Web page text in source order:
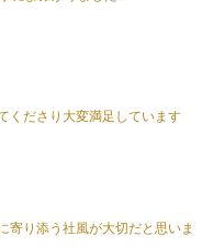
くださり大変満足しています
寄り添う社風が大切だと思いま